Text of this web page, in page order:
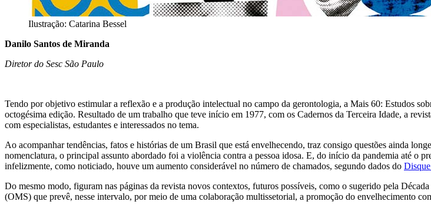
Ilustração: Catarina Bessel
Danilo Santos de Miranda
Diretor do Sesc São Paulo
Tendo por objetivo estimular a reflexão e a produção intelectual no campo da gerontologia, a Mais 60: Estudos
octogésima edição. Resultado de um trabalho que teve início em 1977, com os Cadernos da Terceira Idade, a
com especialistas, estudantes e interessados no tema.
Ao acompanhar tendências, fatos e histórias de um Brasil que está envelhecendo, traz consigo questões ainda
nomenclatura, o principal assunto abordado foi a violência contra a pessoa idosa. E, do início da pandemia até o
infelizmente, como noticiado, houve um aumento considerável no número de chamados, segundo dados do
Do mesmo modo, figuram nas páginas da revista novos contextos, futuros possíveis, como o sugerido pela
(OMS) que prevê, nesse intervalo, por meio de uma colaboração multissetorial, a promoção do envelhecimento